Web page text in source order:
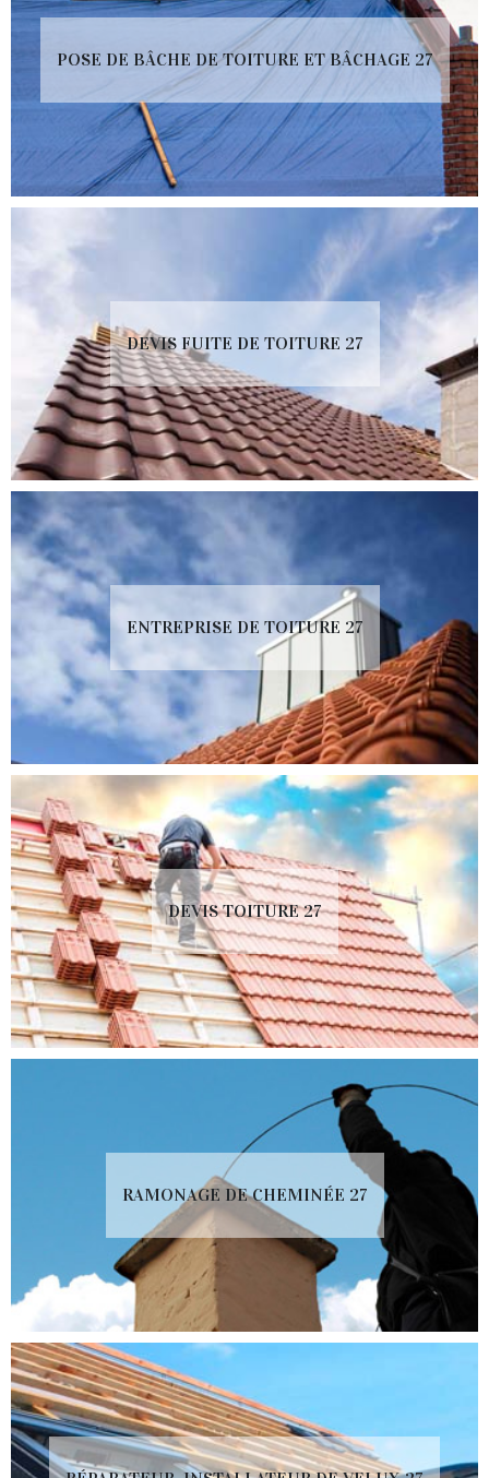
POSE DE BÂCHE DE TOITURE ET BÂCHAGE 27
DEVIS FUITE DE TOITURE 27
ENTREPRISE DE TOITURE 27
DEVIS TOITURE 27
RAMONAGE DE CHEMINÉE 27